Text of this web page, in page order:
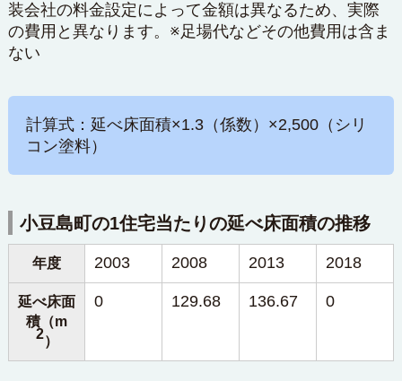
装会社の料金設定によって金額は異なるため、実際
の費用と異なります。※足場代などその他費用は含ま
ない
計算式：延べ床面積×1.3（係数）×2,500（シリ
コン塗料）
小豆島町の1住宅当たりの延べ床面積の推移
年度 2003 2008 2013 2018
延べ床面
積（m
2）
0 129.68 136.67 0